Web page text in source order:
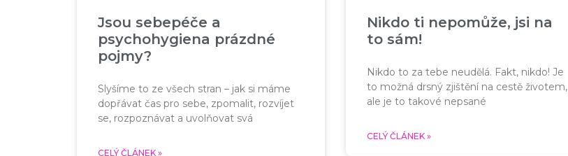
Jsou sebepéče a
psychohygiena prázdné
pojmy?
Slyšíme to ze všech stran – jak si máme
dopřávat čas pro sebe, zpomalit, rozvíjet
se, rozpoznávat a uvolňovat svá
CELÝ ČLÁNEK »
Nikdo ti nepomůže, jsi na
to sám!
Nikdo to za tebe neudělá. Fakt, nikdo! Je
to možná drsný zjištění na cestě životem,
ale je to takové nepsané
CELÝ ČLÁNEK »